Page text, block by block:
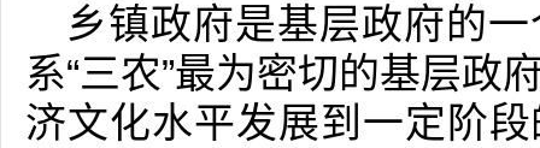
乡镇政府是基层政府的
系“三农”最为密切的基层政
济文化水平发展到一定阶